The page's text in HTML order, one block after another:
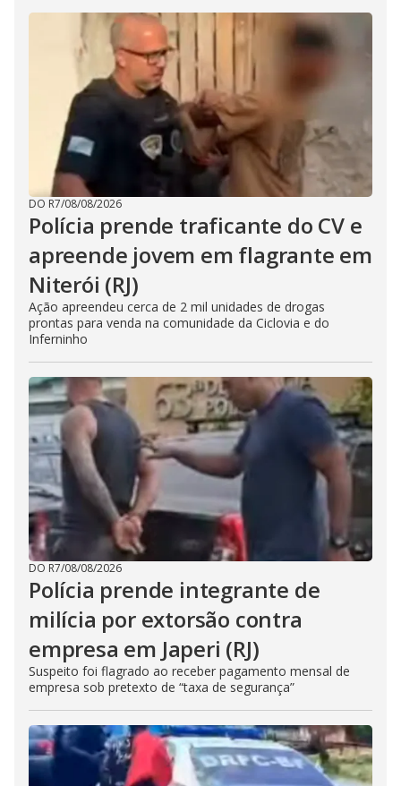
DO R7/08/08/2026
Polícia prende traficante do CV e
apreende jovem em flagrante em
Niterói (RJ)
Ação apreendeu cerca de 2 mil unidades de drogas
prontas para venda na comunidade da Ciclovia e do
Inferninho
DO R7/08/08/2026
Polícia prende integrante de
milícia por extorsão contra
empresa em Japeri (RJ)
Suspeito foi flagrado ao receber pagamento mensal de
empresa sob pretexto de “taxa de segurança”